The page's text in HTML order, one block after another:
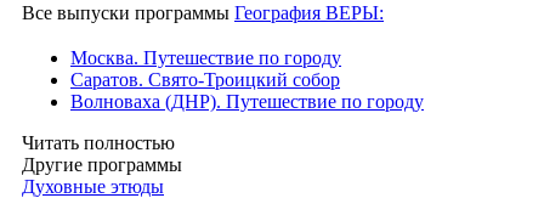
Все выпуски программы География ВЕРЫ:
Москва. Путешествие по городу
Саратов. Свято-Троицкий собор
Волноваха (ДНР). Путешествие по городу
Читать полностью
Другие программы
Духовные этюды